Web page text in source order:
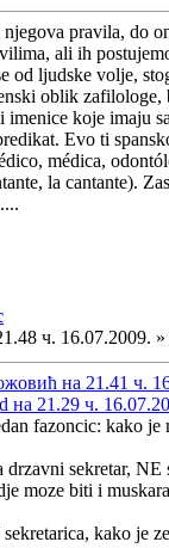
pravila, do
ali ih
od ljudske volje,
oblik
koje imaju
Evo ti
médica,
la cantante).
ч. 16.07.2009. »
на 21.41 ч.
на 21.29 ч.
fazoncic: kako
sekretar,
moze biti i
kako je